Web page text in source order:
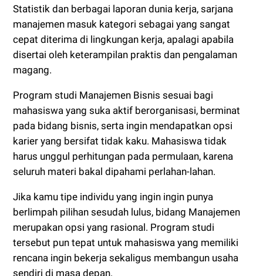
Statistik dan berbagai laporan dunia kerja, sarjana
manajemen masuk kategori sebagai yang sangat
cepat diterima di lingkungan kerja, apalagi apabila
disertai oleh keterampilan praktis dan pengalaman
magang.
Program studi Manajemen Bisnis sesuai bagi
mahasiswa yang suka aktif berorganisasi, berminat
pada bidang bisnis, serta ingin mendapatkan opsi
karier yang bersifat tidak kaku. Mahasiswa tidak
harus unggul perhitungan pada permulaan, karena
seluruh materi bakal dipahami perlahan-lahan.
Jika kamu tipe individu yang ingin ingin punya
berlimpah pilihan sesudah lulus, bidang Manajemen
merupakan opsi yang rasional. Program studi
tersebut pun tepat untuk mahasiswa yang memiliki
rencana ingin bekerja sekaligus membangun usaha
sendiri di masa depan.